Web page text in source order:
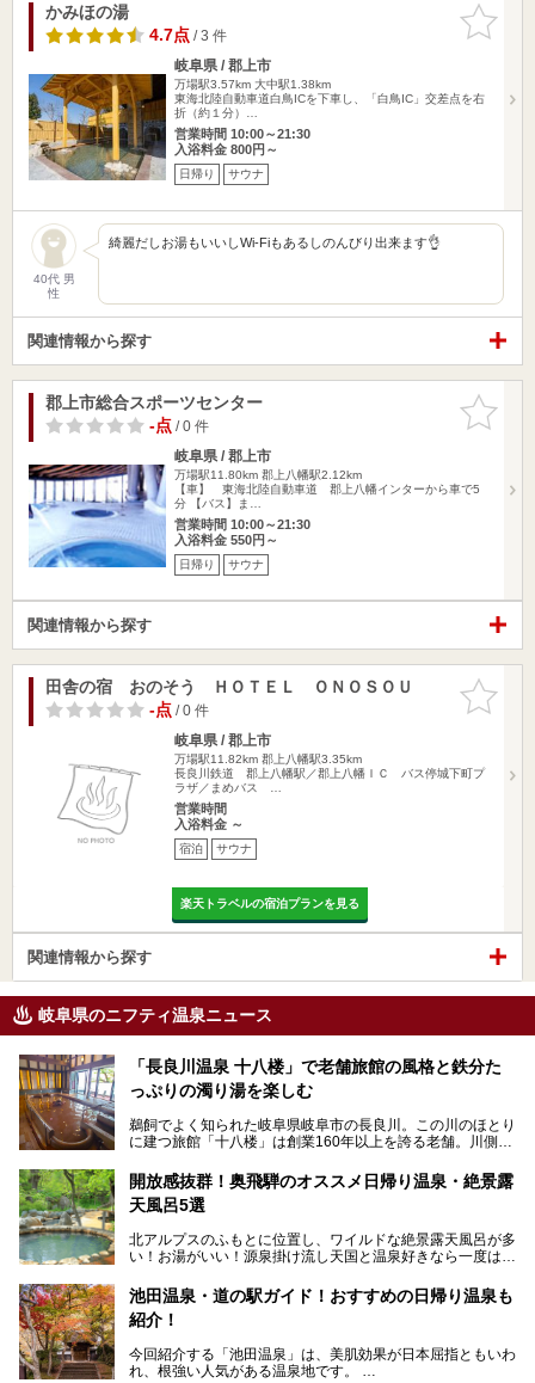
お気に入
りに追加
かみほの湯
4.7点/ 3 件
岐阜県 / 郡上市
万場駅3.57km 大中駅1.38km
東海北陸自動車道白鳥ICを下車し、「白鳥IC」交差点を右
折（約１分）…
営業時間 10:00～21:30
入浴料金 800円～
日帰り サウナ
40代 男
性
綺麗だしお湯もいいしWi-Fiもあるしのんびり出来ます👌
関連情報から探す
お気に入
りに追加
郡上市総合スポーツセンター
-点/ 0 件
岐阜県 / 郡上市
万場駅11.80km 郡上八幡駅2.12km
【車】 東海北陸自動車道 郡上八幡インターから車で5
分 【バス】ま…
営業時間 10:00～21:30
入浴料金 550円～
日帰り サウナ
関連情報から探す
お気に入
りに追加
田舎の宿 おのそう ＨＯＴＥＬ ＯＮＯＳＯＵ
-点/ 0 件
岐阜県 / 郡上市
万場駅11.82km 郡上八幡駅3.35km
長良川鉄道 郡上八幡駅／郡上八幡ＩＣ バス停城下町プ
ラザ／まめバス …
営業時間
入浴料金 ～
宿泊 サウナ
楽天トラベルの宿泊プランを見る
関連情報から探す
岐阜県のニフティ温泉ニュース
「長良川温泉 十八楼」で老舗旅館の風格と鉄分た
っぷりの濁り湯を楽しむ
鵜飼でよく知られた岐阜県岐阜市の長良川。この川のほとり
に建つ旅館「十八楼」は創業160年以上を誇る老舗。川側の
濁り湯で、地産地消にこだわった食事も定評があります。
そして大浴場は日帰り入浴もできるんですよ。泊まりでも日
岐阜の手仕事に触れる旅とともに楽しんでみてはいかがでし
ょう！
───
提供元：岐阜県【PR】
この記事は岐阜県のPR記事です。
開放感抜群！奥飛騨のオススメ日帰り温泉・絶景露
天風呂5選
北アルプスのふもとに位置し、ワイルドな絶景露天風呂が多
い！お湯がいい！源泉掛け流し天国と温泉好きなら一度は行
「平湯温泉」「福地温泉」「新平湯温泉」「栃尾温泉」「新
穂高温泉」と5つの温泉地を総称して奥飛騨温泉郷と呼びま
風呂を5ヶ所ご紹介したいと思います。いずれも素晴らしい
温泉ですよ！
池田温泉・道の駅ガイド！おすすめの日帰り温泉も
紹介！
今回紹介する「池田温泉」は、美肌効果が日本屈指ともいわ
れ、根強い人気がある温泉地です。